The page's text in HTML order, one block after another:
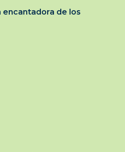
encantadora de los